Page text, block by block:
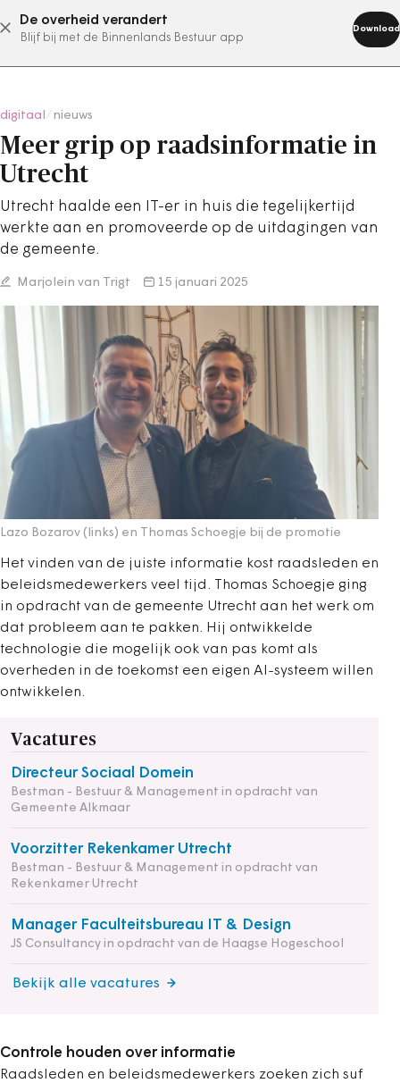
De overheid verandert
Blijf bij met de Binnenlands Bestuur app
Download
abonneer nu
digitaal nieuws
Meer grip op raadsinformatie in
Utrecht
Utrecht haalde een IT-er in huis die tegelijkertijd
werkte aan en promoveerde op de uitdagingen van
de gemeente.
Marjolein van Trigt 15 januari 2025
Lazo Bozarov (links) en Thomas Schoegje bij de promotie
Het vinden van de juiste informatie kost raadsleden en
beleidsmedewerkers veel tijd. Thomas Schoegje ging
in opdracht van de gemeente Utrecht aan het werk om
dat probleem aan te pakken. Hij ontwikkelde
technologie die mogelijk ook van pas komt als
overheden in de toekomst een eigen AI-systeem willen
ontwikkelen.
Vacatures
Directeur Sociaal Domein
Bestman - Bestuur & Management in opdracht van
Gemeente Alkmaar
Voorzitter Rekenkamer Utrecht
Bestman - Bestuur & Management in opdracht van
Rekenkamer Utrecht
Manager Faculteitsbureau IT & Design
JS Consultancy in opdracht van de Haagse Hogeschool
Bekijk alle vacatures
Controle houden over informatie
Raadsleden en beleidsmedewerkers zoeken zich suf